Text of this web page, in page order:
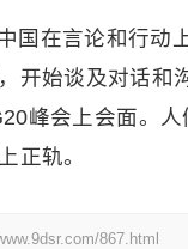
国在言论和行动
开始谈及对话和
峰会上会面。
正轨。
867.html